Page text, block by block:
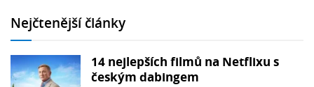
Nejčtenější články
14 nejlepších filmů na Netflixu s
českým dabingem